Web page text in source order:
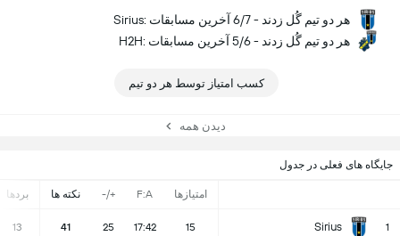
Sirius: هر دو تیم گُل زدند - 6/7 آخرین مسابقات
H2H: هر دو تیم گُل زدند - 5/6 آخرین مسابقات
کسب امتیاز توسط هر دو تیم
دیدن همه
جایگاه های فعلی در جدول
امتیازها F:A
+/- نکته ها بردها
1
Sirius
15
17:42
25
41
13